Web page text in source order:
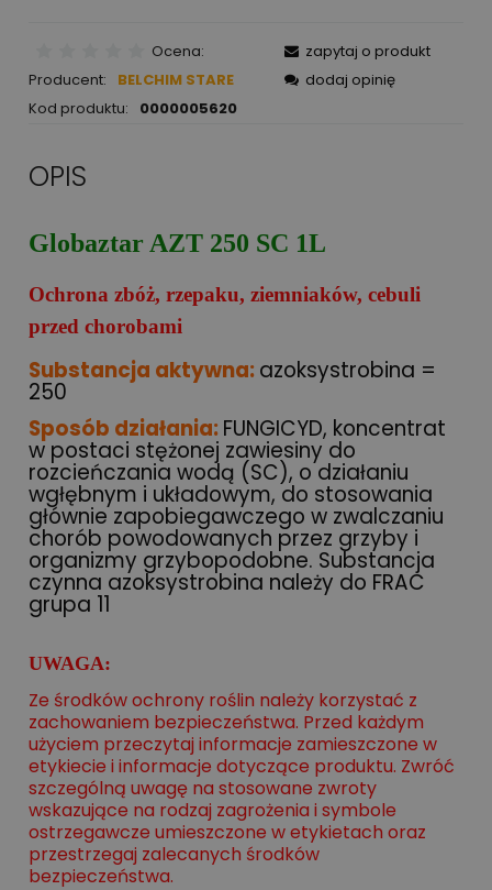
Ocena:
Producent:
BELCHIM STARE
Kod produktu:
0000005620
zapytaj o produkt
dodaj opinię
OPIS
Globaztar AZT 250 SC 1L
Ochrona zbóż, rzepaku, ziemniaków, cebuli
przed chorobami
Substancja aktywna:azoksystrobina =
250
Sposób działania:FUNGICYD, koncentrat
w postaci stężonej zawiesiny do
rozcieńczania wodą (SC), o działaniu
wgłębnym i układowym, do stosowania
głównie zapobiegawczego w zwalczaniu
chorób powodowanych przez grzyby i
organizmy grzybopodobne. Substancja
czynna azoksystrobina należy do FRAC
grupa 11
UWAGA:
Ze środków ochrony roślin należy korzystać z
zachowaniem bezpieczeństwa. Przed każdym
użyciem przeczytaj informacje zamieszczone w
etykiecie i informacje dotyczące produktu. Zwróć
szczególną uwagę na stosowane zwroty
wskazujące na rodzaj zagrożenia i symbole
ostrzegawcze umieszczone w etykietach oraz
przestrzegaj zalecanych środków
bezpieczeństwa.